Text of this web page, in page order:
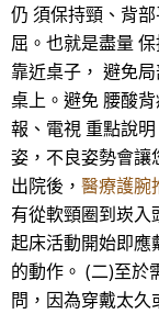
仍 須保持頸、背
屈。也就是盡量
靠近桌子， 避免
桌上。避免 腰酸
報、電視 重點說
姿，不良姿勢會讓
出院後， 醫療護腕
有從軟頸圈到崁入
起床活動開始即應
的動作。 (二)至於
問，因為穿戴太久